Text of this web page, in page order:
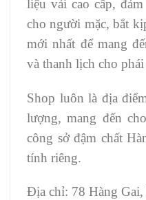
liệu vải cao cấp,
cho người mặc, bắt
mới nhất để mang
và thanh lịch cho
Shop luôn là địa
lượng, mang đến
công sở đậm chất
tính riêng.
Địa chỉ: 78 Hàng